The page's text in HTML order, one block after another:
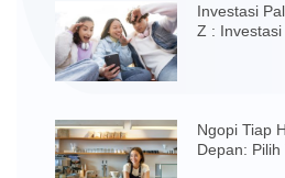
Investasi
Z : Investasi
Ngopi Tiap
Depan: